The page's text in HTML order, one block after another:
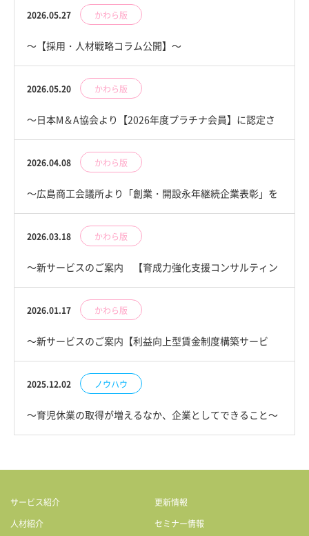
か？
2026.05.27 かわら版
～【採用・人材戦略コラム公開】～
キャリア転換モデル一覧を公開しました
2026.05.20 かわら版
～日本M＆A協会より【2026年度プラチナ会員】に認定さ
れました～
2026.04.08 かわら版
～広島商工会議所より「創業・開設永年継続企業表彰」を
受章しました～
2026.03.18 かわら版
～新サービスのご案内 【育成力強化支援コンサルティン
グ】～
2026.01.17 かわら版
～新サービスのご案内【利益向上型賃金制度構築サービ
ス】～
2025.12.02 ノウハウ
～育児休業の取得が増えるなか、企業としてできること～
サービス紹介
人材紹介
更新情報
セミナー情報